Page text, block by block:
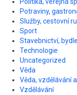
Potraviny,
Služby, cestovní
Sport
Stavebnictví,
Technologie
Uncategorized
Věda
Věda, vzdělávání
Vzdělávání